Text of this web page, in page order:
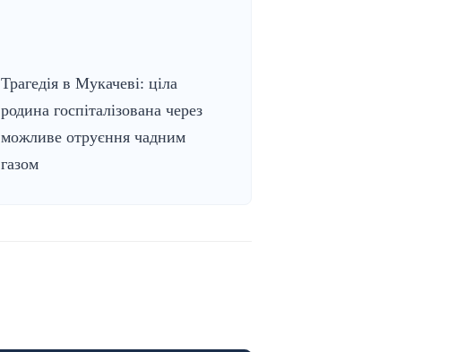
Трагедія в Мукачеві: ціла
родина госпіталізована через
можливе отруєння чадним
газом